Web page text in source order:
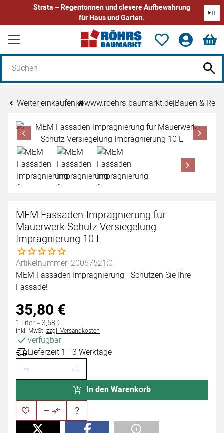
Strata – Regentonnen und clevere Aufbewahrung
für Haus und Garten.
Zum Hauptinhalt springen
Weiter einkaufen| www.roehrs-baumarkt.de|Bauen &
Produktgalerie
Zur Kaufbox springen
MEM Fassaden-Imprägnierung für
Mauerwerk Schutz Versiegelung
Imprägnierung 10 L
Noch keine Bewertungen abgegeben
Artikelnummer: 20067521;0
MEM Fassaden Imprägnierung - Schützen Sie Ihre
Fassade!
35,80 €
1 Liter =3,58€
Steuerhinweis:
inkl. MwSt. zzgl. Versandkosten
verfügbar
Lieferzeit 1 - 3 Werktage
In den Warenkorb